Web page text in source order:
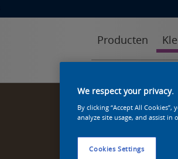
Producten
We respect your privacy.
By clicking “Accept All
analyze site usage, and assist in
Cookies Settings